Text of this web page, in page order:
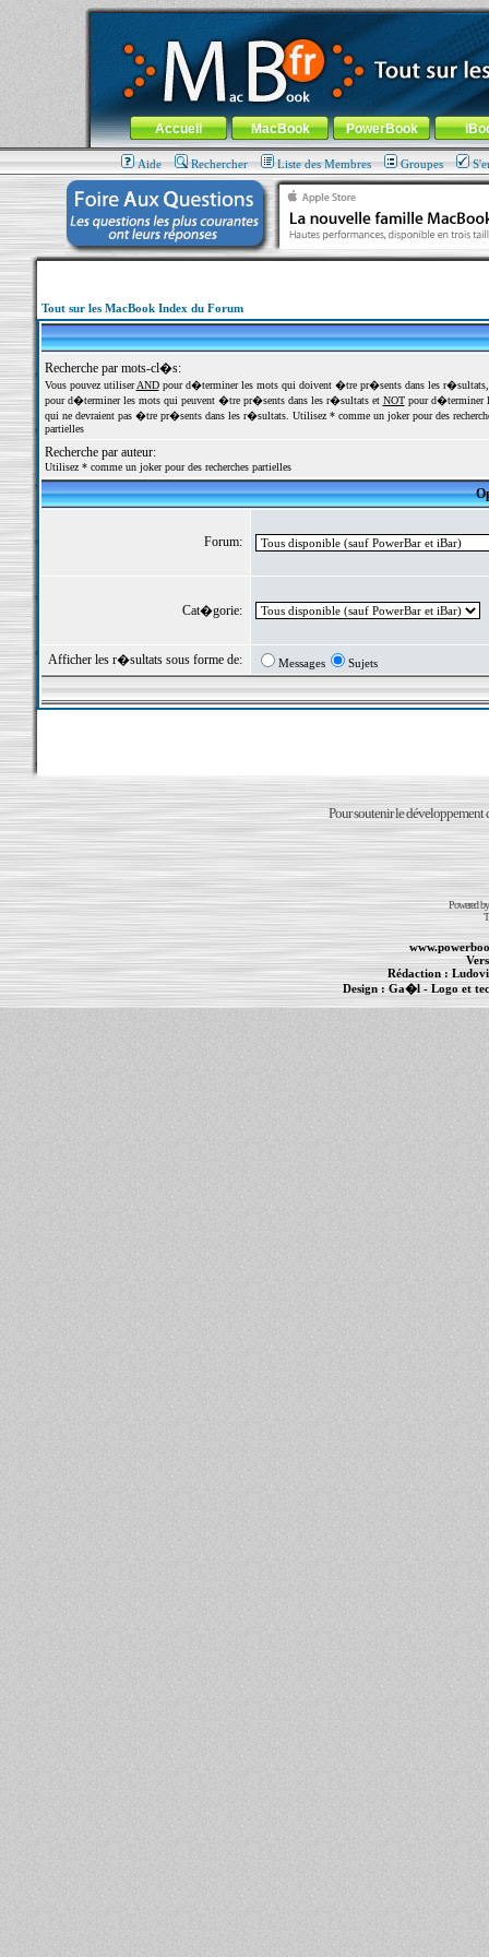
MacBook-fr.com : 100% Apple... 100% nomade !
Aller au contenu-Aller au menu général-Aller au menu de
Menu général
Accueil MacBook PowerBook
Aide Rechercher Liste des Membres Groupes
Tout sur les MacBook Index du Forum
Recherche par mots-cl�s:
Vous pouvez utiliserANDpour d�terminer les mots qui doivent �tre pr�sents dans les
pour d�terminer les mots qui peuvent �tre pr�sents dans les r�sultats et NOTpour d�terminer
qui ne devraient pas �tre pr�sents dans les r�sultats. Utilisez * comme un joker pour des
partielles
Recherche par auteur:
Utilisez * comme un joker pour des recherches partielles
Forum:
Cat�gorie:
Afficher les r�sultats sous forme de: Messages Sujets
Pour soutenir le développement
Powered
Rédaction :
Design : Ga�l- Logo et